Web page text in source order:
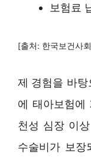
보험료
[출처: 한국보건사
제 경험을 바
에 태아보험에
천성 심장 이
수술비가 보